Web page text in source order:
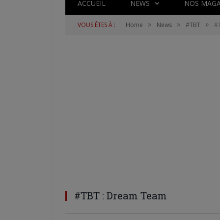
ACCUEIL NEWS NOS
VOUS ÊTES À : Home » News » #TBT »
#TBT : Dream Team